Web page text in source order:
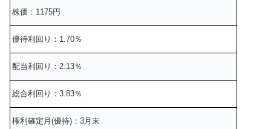
株価：1175円
優待利回り：1.70％
配当利回り：2.13％
総合利回り：3.83％
権利確定月(優待)：3月末